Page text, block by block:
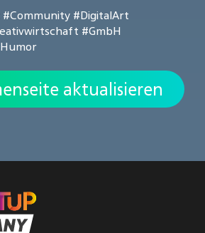
#Community #DigitalArt
#GmbH
aktualisieren